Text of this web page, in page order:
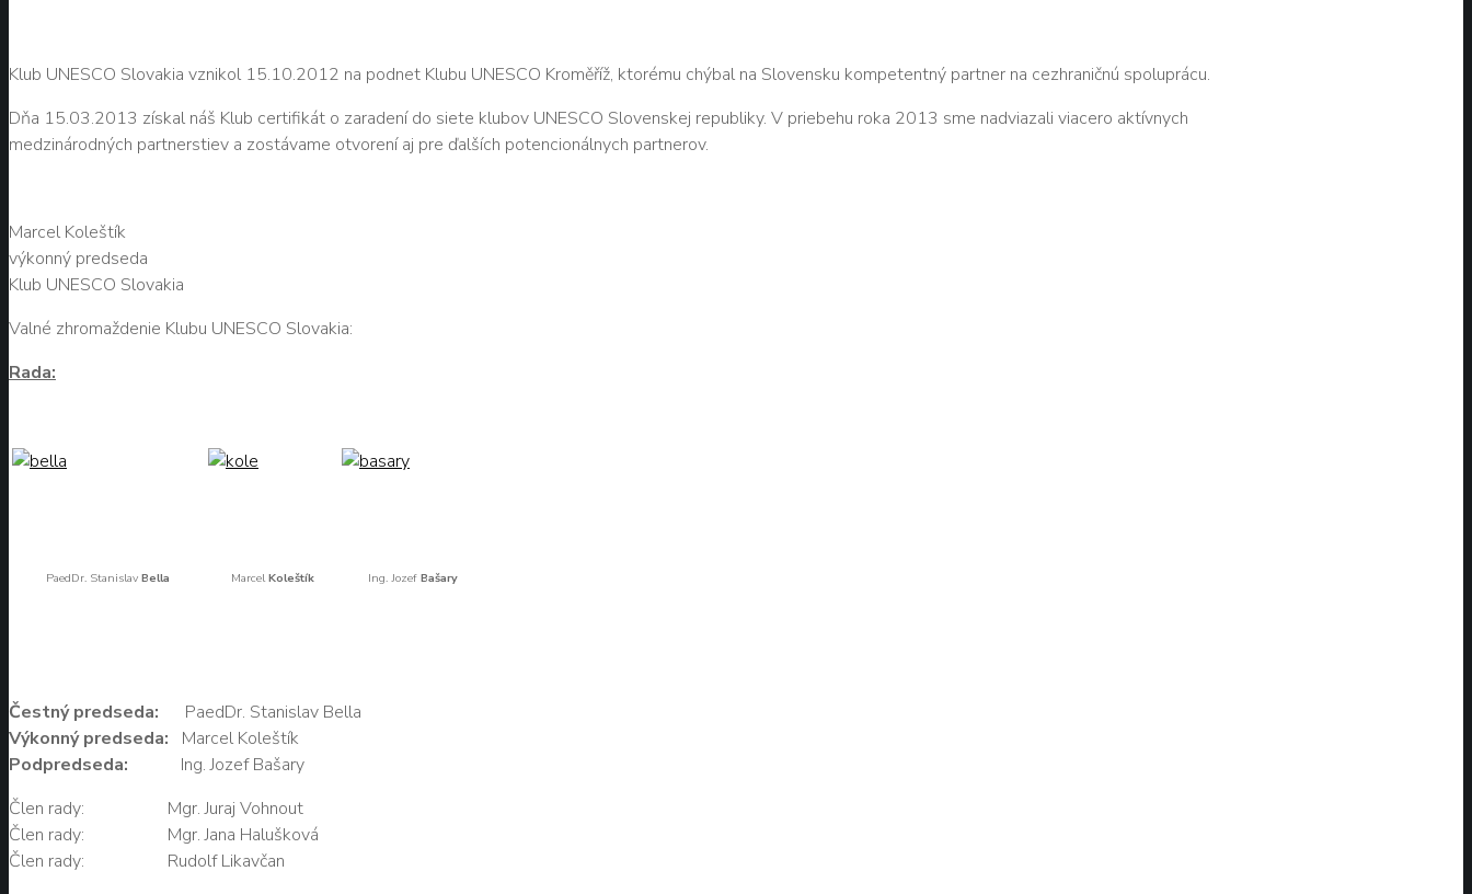
Klub UNESCO Slovakia vznikol 15.10.2012 na podnet Klubu UNESCO Kroměříž, ktorému chýbal na Slovensku kompetentný partner na cezhraničnú spoluprácu.
Dňa 15.03.2013 získal náš Klub certifikát o zaradení do siete klubov UNESCO Slovenskej republiky. V priebehu roka 2013 sme nadviazali viacero aktívnych
medzinárodných partnerstiev a zostávame otvorení aj pre ďalších potencionálnych partnerov.
Marcel Koleštík
výkonný predseda
Klub UNESCO Slovakia
Valné zhromaždenie Klubu UNESCO Slovakia:
Rada:
PaedDr. Stanislav Bella MarcelKoleštík Ing. Jozef Bašary
Čestný predseda: PaedDr. Stanislav Bella
Výkonný predseda: Marcel Koleštík
Podpredseda: Ing. Jozef Bašary
Člen rady: Mgr. Juraj Vohnout
Člen rady: Mgr. Jana Halušková
Člen rady: Rudolf Likavčan